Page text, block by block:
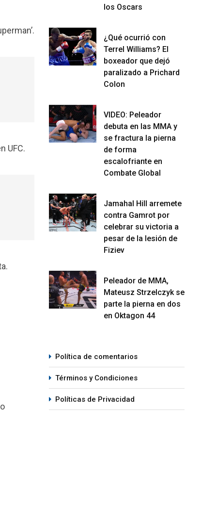
UFC.
los Oscars
¿Qué ocurrió con
Terrel Williams? El
boxeador que dejó
paralizado a Prichard
Colon
VIDEO: Peleador
debuta en las MMA y
se fractura la pierna
de forma
escalofriante en
Combate Global
Jamahal Hill arremete
contra Gamrot por
celebrar su victoria a
pesar de la lesión de
Fiziev
Peleador de MMA,
Mateusz Strzelczyk se
parte la pierna en dos
en Oktagon 44
Política de comentarios
Términos y Condiciones
Políticas de Privacidad